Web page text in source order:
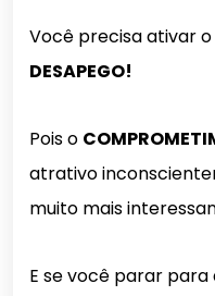
Você precisa ativar
DESAPEGO!
Pois o
atrativo
muito mais
E se você parar